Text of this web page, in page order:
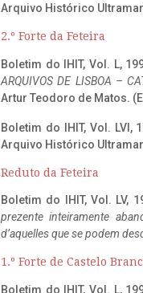
Arquivo Histórico
2.º Forte da Feteira
Boletim do IHIT, Vol. L,
ARQUIVOS DE LISBOA –
Artur Teodoro de Matos.
Boletim do IHIT, Vol. LVI,
Arquivo Histórico
Reduto da Feteira
Boletim do IHIT, Vol. LV,
prezente inteiramente
d’aquelles que se podem
1.º Forte de Castelo
Boletim do IHIT, Vol. L,